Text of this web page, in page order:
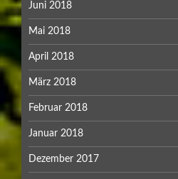
Juni 2018
Mai 2018
April 2018
März 2018
Februar 2018
Januar 2018
Dezember 2017